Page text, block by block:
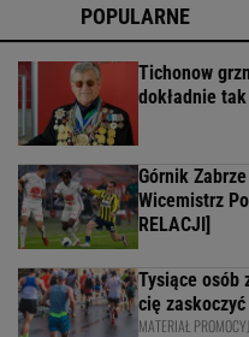
POPULARNE
Tichonow
dokładnie
Górnik
Wicemistrz
RELACJI]
Tysiące osób
cię zaskoczyć
MATERIAŁ